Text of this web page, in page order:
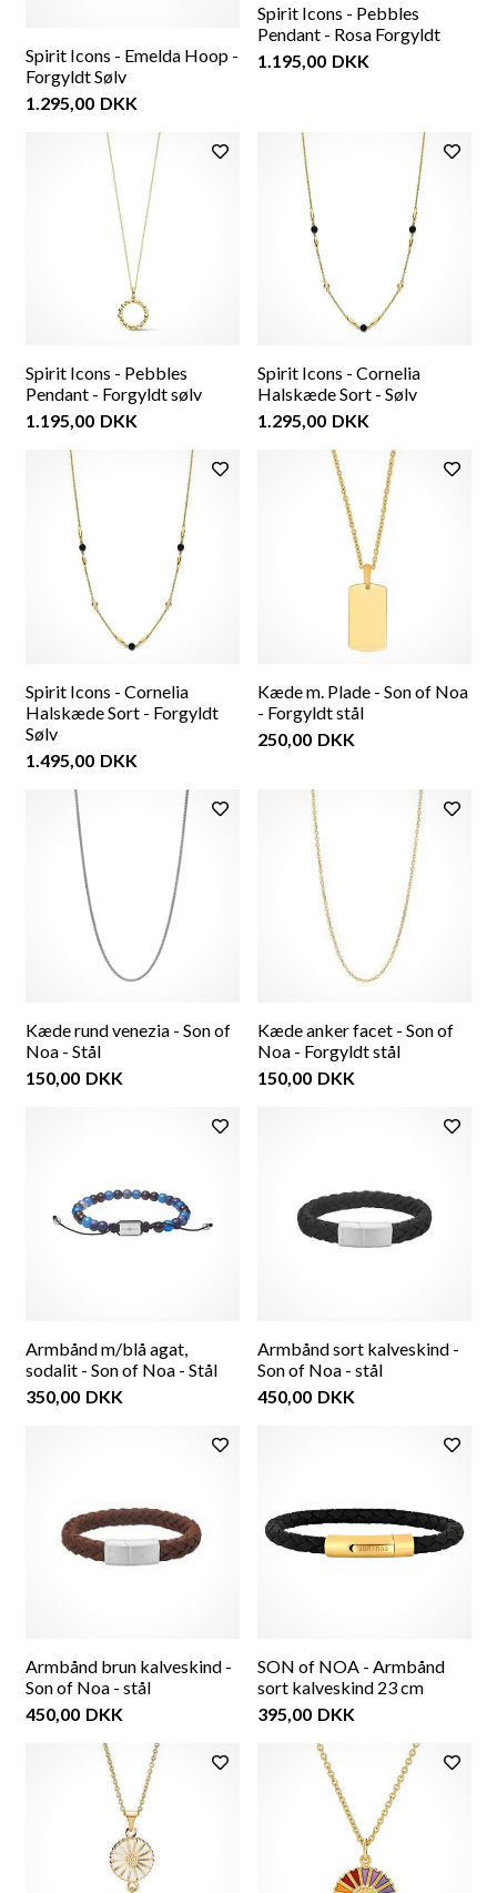
Spirit Icons - Emelda Hoop -
Forgyldt Sølv
1.295,00 DKK
Spirit Icons - Pebbles
Pendant - Rosa Forgyldt
1.195,00 DKK
Spirit Icons - Pebbles
Pendant - Forgyldt sølv
1.195,00 DKK
Spirit Icons - Cornelia
Halskæde Sort - Sølv
1.295,00 DKK
Spirit Icons - Cornelia
Halskæde Sort - Forgyldt
Sølv
1.495,00 DKK
Kæde m. Plade - Son of Noa
- Forgyldt stål
250,00 DKK
Kæde rund venezia - Son of
Noa - Stål
150,00 DKK
Kæde anker facet - Son of
Noa - Forgyldt stål
150,00 DKK
Armbånd m/blå agat,
sodalit - Son of Noa - Stål
350,00 DKK
Armbånd sort kalveskind -
Son of Noa - stål
450,00 DKK
Armbånd brun kalveskind -
Son of Noa - stål
450,00 DKK
SON of NOA - Armbånd
sort kalveskind 23 cm
395,00 DKK